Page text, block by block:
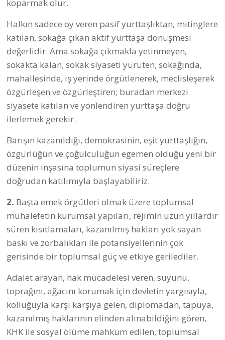
siyasi görüşün ya da partinin şemsiyesi altıda olmayan,
bağımsız bir demokrasi platformu. DİB bileşenleri, ilk olarak,
28 Haziran 2016’da, eski büyükelçi, milletvekili ve AİHM
yargıcı Rıza Türmen’in çağrıcısı olduğu toplantıda bir araya
geldiler. 100’ü aşkın örgüt, platform, inisiyatif, kurum ve
ayrıca demokrasiden yana bireyler bir Başlangıç
Bildirgesiüzerinde uzlaşarak yola çıktı. 23 Ekim 2016’da
bine yakın kişinin katıldığı Demokrasi Kurultayı ile de ilk
çalışmalar başladı. Bu kurultayda
Sistemi,İnanç ÖzgürlüğüveBarışbaşlıkları altında dört
temel mücadele alanı belirlendi.
Olağanüstü Hal’in uzatılmasına karşı
gerçekleştirilen “Uzatma” kampanyasının ardından,
Anayasa Referandumu’nun gündeme gelmesiyle
birlikte,DİBgüç veren kişi ve kurumlarla birlikte, her türlü
platformda, kapsamlı bir “#Hayır Biz Varız” kampanyasına
başladı. Birçok ilde, ilçede ve semtlerde kurulan “Hayır
Meclisleri”yle sahada yoğun çalışmalar sürerken hukuk ve
siyaset alanında da bilgilendirme amacıyla toplantılar,
forumlar gerçekleştiriliyor.
Demokrasi İçin Birlik
; herkesin farklı kimliği ile eşit
yurttaşlık haklarına sahip olması… Din ve vicdan